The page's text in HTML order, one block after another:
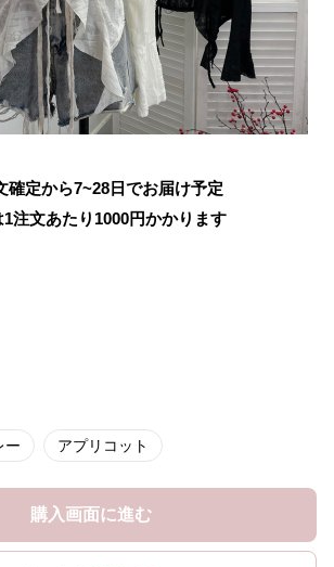
確定から7~28日でお届け予定
注文あたり 1000円かかります
ー アプリコット
購入画面に進む